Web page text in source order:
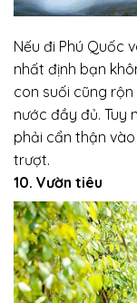
Nếu đi Phú Quốc
nhất định bạn
con suối cũng
nước đầy đủ. Tuy
phải cẩn thận
trượt.
10. Vườn tiêu